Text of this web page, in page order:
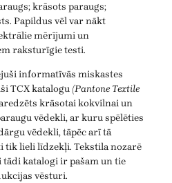
krāsots paraugs;
Papildus vēl var nākt
mērījumi un
raksturīgie testi.
informatīvās miskastes
TCX katalogu (Pantone Textile
krāsotai kokvilnai un
vēdekli, ar kuru spēlēties
vēdekli, tāpēc arī tā
tik lieli līdzekļi. Tekstila nozarē
katalogi ir pašam un tie
vēsturi.